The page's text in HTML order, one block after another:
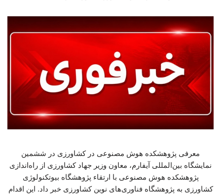
معرفی پژوهشکده هوش مصنوعی در کشاورزی در ششمین
نمایشگاه بین‌المللی آیفارم، معاون وزیر جهاد کشاورزی از راه‌اندازی
پژوهشکده هوش مصنوعی با ارتقاء پژوهشگاه بیوتکنولوژی
کشاورزی به پژوهشگاه فناوری‌های نوین کشاورزی خبر داد. این اقدام